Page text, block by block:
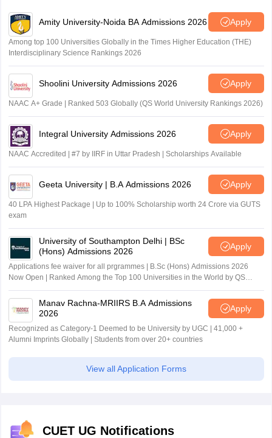
Amity University-Noida BA Admissions 2026 Apply
Among top 100 Universities Globally in the Times Higher Education (THE)
Interdisciplinary Science Rankings 2026
Shoolini University Admissions 2026 Apply
NAAC A+ Grade | Ranked 503 Globally (QS World University Rankings 2026)
Integral University Admissions 2026 Apply
NAAC Accredited | #7 by IIRF in Uttar Pradesh | Scholarships Available
Geeta University | B.A Admissions 2026 Apply
40 LPA Highest Package | Up to 100% Scholarship worth 24 Crore via GUTS
exam
University of Southampton Delhi | BSc
(Hons) Admissions 2026
Apply
Applications fee waiver for all prgrammes | B.Sc (Hons) Admissions 2026
Now Open | Ranked Among the Top 100 Universities in the World by QS
World University Rankings 2025
Manav Rachna-MRIIRS B.A Admissions
2026
Apply
Recognized as Category-1 Deemed to be University by UGC | 41,000 +
Alumni Imprints Globally | Students from over 20+ countries
View all Application Forms
CUET UG Notifications